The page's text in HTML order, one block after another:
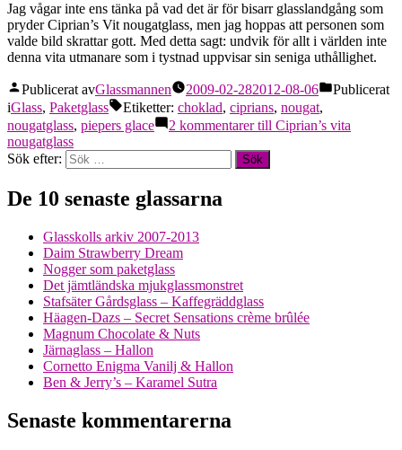
Jag vågar inte ens tänka på vad det är för bisarr glasslandgång som
pryder Ciprian’s Vit nougatglass, men jag hoppas att personen som
valde bild skrattar gott. Med detta sagt: undvik för allt i världen inte
denna vita utmanare som i tystnad uppvisar sin seniga uthållighet.
Publicerat avGlassmannen 2009-02-282012-08-06
Publicerat
iGlass, Paketglass Etiketter: choklad, ciprians, nougat,
nougatglass, piepers glace 2 kommentarertill Ciprian’s vita
nougatglass
Sök efter:
De 10 senaste glassarna
Glasskolls arkiv 2007-2013
Daim Strawberry Dream
Nogger som paketglass
Det jämtländska mjukglassmonstret
Stafsäter Gårdsglass – Kaffegräddglass
Häagen-Dazs – Secret Sensations crème brûlée
Magnum Chocolate & Nuts
Järnaglass – Hallon
Cornetto Enigma Vanilj & Hallon
Ben & Jerry’s – Karamel Sutra
Senaste kommentarerna